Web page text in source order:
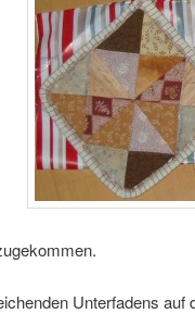
Unterfadens